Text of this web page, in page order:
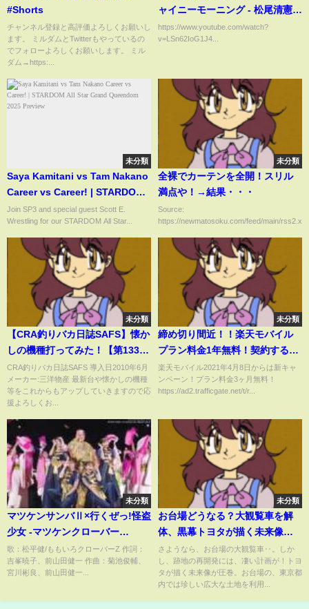
#Shorts
チャンネル登録と高評価よろしくお願いし
ます。 ミルダムとTwitterもやっているの
でフォローよろしくお願いします。 ミル
ダム→https:...
ャイニーモーニング - 松尾清憲
MV / Sunny Shiny Morning -
KIYONORI MATSUO / "MAIZON
https://www.youtube.com/watch?
v=LSn62IoG1J4...
未分類
Saya Kamitani vs Tam Nakano
Career vs Career! | STARDOM
All Star Grand Queendom
2025 Preview
Join SP3 and special guest Scott E.
Wrestling for our STARDOM All Star...
未分類
全裸でカーテンを全開！スリル
満点や！→結果・・・
Source:
https://newmatosoku.com/feed/main/
未分類
【CRA釣りバカ日誌SAFS】懐か
しの機種打ってみた！【第133
章】
CRA釣りバカ日誌SAFS 導入日2010年6月
メーカー:三洋物産 最新台や懐かしの機種
等をこれからもアップしていきますので応
援よろしくお...
未分類
締め切り間近！！楽天モバイル
プラン料金1年無料！契約する前
に知っておきたい7つのポイン
ト！どのスマホがおススメ？
Rakuten BIGでわらしべ長者大
7日迄】
楽天モバイル2021年4月8日からは新キャ
ンペーン！プラン料金3ヶ月無料！
https://ad2.trafficgate.net/t/r...
未分類
マツケンサンバⅡ×行くぜっ!怪盗
少女 -マツケンクローバー
SPECIAL MEGA MIX
SHOWCASE-
歌：松平健/ももいろクローバーZ 作詞：
吉峯暁子、前山田健一 作曲：菊池俊輔、
宮川彬良、前山田健一...
未分類
お台場どうなる？大観覧車を解
体、黒幕トヨタが描く未来像と
は？モビリティとスポーツの聖
地が誕生する
さようなら、お台場の大観覧車‥。しか
し、跡地の再開発には、凄い計画が！トヨ
タが描く未来像が圧巻。お台場の、東京都
内では珍しい広大な土地を利用...